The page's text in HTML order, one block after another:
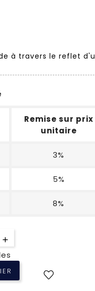
à travers le reflet
Remise sur prix
unitaire
3%
5%
8%